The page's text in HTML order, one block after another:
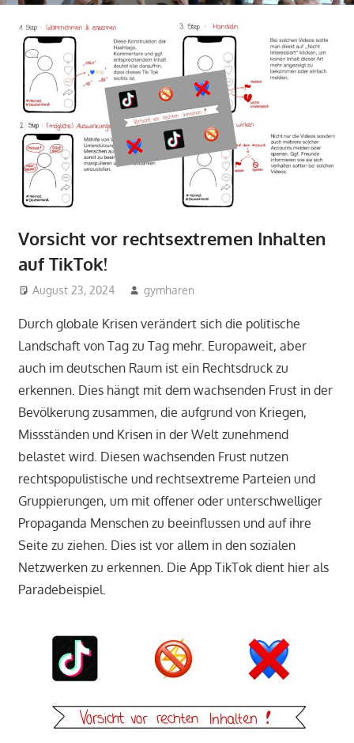
Vorsicht vor rechtsextremen Inhalten
auf TikTok!
August 23, 2024 gymharen
Durch globale Krisen verändert sich die politische
Landschaft von Tag zu Tag mehr. Europaweit, aber
auch im deutschen Raum ist ein Rechtsdruck zu
erkennen. Dies hängt mit dem wachsenden Frust in der
Bevölkerung zusammen, die aufgrund von Kriegen,
Missständen und Krisen in der Welt zunehmend
belastet wird. Diesen wachsenden Frust nutzen
rechtspopulistische und rechtsextreme Parteien und
Gruppierungen, um mit offener oder unterschwelliger
Propaganda Menschen zu beeinflussen und auf ihre
Seite zu ziehen. Dies ist vor allem in den sozialen
Netzwerken zu erkennen. Die App TikTok dient hier als
Paradebeispiel.